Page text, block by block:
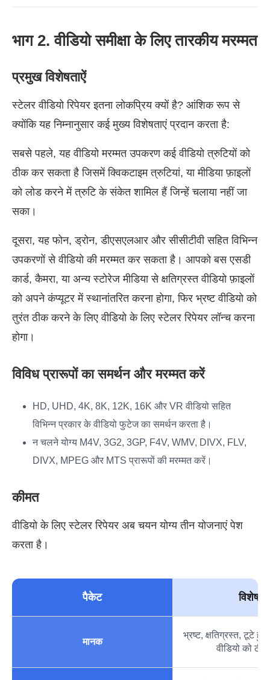
भाग 2. वीडियो समीक्षा के लिए तारकीय मरम्मत
प्रमुख विशेषताऐं
स्टेलर वीडियो रिपेयर इतना लोकप्रिय क्यों है? आंशिक रूप से
क्योंकि यह निम्नानुसार कई मुख्य विशेषताएं प्रदान करता है:
सबसे पहले, यह वीडियो मरम्मत उपकरण कई वीडियो त्रुटियों को
ठीक कर सकता है जिसमें क्विकटाइम त्रुटियां, या मीडिया फ़ाइलों
को लोड करने में त्रुटि के संकेत शामिल हैं जिन्हें चलाया नहीं जा
सका।
दूसरा, यह फोन, ड्रोन, डीएसएलआर और सीसीटीवी सहित विभिन्न
उपकरणों से वीडियो की मरम्मत कर सकता है। आपको बस एसडी
कार्ड, कैमरा, या अन्य स्टोरेज मीडिया से क्षतिग्रस्त वीडियो फ़ाइलों
को अपने कंप्यूटर में स्थानांतरित करना होगा, फिर भ्रष्ट वीडियो को
तुरंत ठीक करने के लिए वीडियो के लिए स्टेलर रिपेयर लॉन्च करना
होगा।
विविध प्रारूपों का समर्थन और मरम्मत करें
HD, UHD, 4K, 8K, 12K, 16K और VR वीडियो सहित
विभिन्न प्रकार के वीडियो फुटेज का समर्थन करता है।
न चलने योग्य M4V, 3G2, 3GP, F4V, WMV, DIVX, FLV,
DIVX, MPEG और MTS प्रारूपों की मरम्मत करें।
कीमत
वीडियो के लिए स्टेलर रिपेयर अब चयन योग्य तीन योजनाएं पेश
करता है।
पैकेट विशेषता
मानक
भ्रष्ट, क्षतिग्रस्त, टूटे
वीडियो को